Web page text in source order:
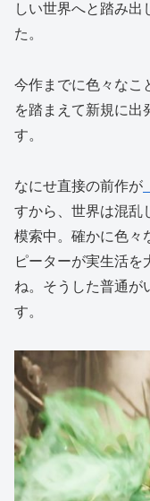
しい世界へと踏み出
た。
今作までに色々なこ
を踏まえて新規に出
す。
なにせ直接の前作が
すから、世界は混乱
模索中。確かに色々
ピーターが実生活を
ね。そうした普通が
す。